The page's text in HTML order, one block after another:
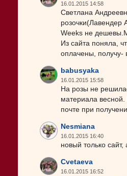
16.01.2015 14:58
Светлана
розочки(Лавендер
Weeks не
Из сайта поняла,
оплачены, получу-
babusyaka
16.01.2015 15:58
На розы не
материала весной.
почте при
Nesmiana
16.01.2015 16:40
новый только сайт,
Cvetaeva
16.01.2015 16:52